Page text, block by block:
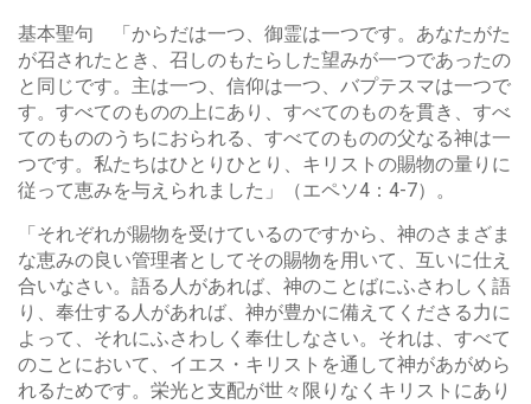
基本聖句 「からだは一つ、御霊は一つです。あなたがた
が召されたとき、召しのもたらした望みが一つであったの
と同じです。主は一つ、信仰は一つ、バプテスマは一つで
す。すべてのものの上にあり、すべてのものを貫き、すべ
てのもののうちにおられる、すべてのものの父なる神は一
つです。私たちはひとりひとり、キリストの賜物の量りに
従って恵みを与えられました」（エペソ4：4-7）。
「それぞれが賜物を受けているのですから、神のさまざま
な恵みの良い管理者としてその賜物を用いて、互いに仕え
合いなさい。語る人があれば、神のことばにふさわしく語
り、奉仕する人があれば、神が豊かに備えてくださる力に
よって、それにふさわしく奉仕しなさい。それは、すべて
のことにおいて、イエス・キリストを通して神があがめら
れるためです。栄光と支配が世々限りなくキリストにあり